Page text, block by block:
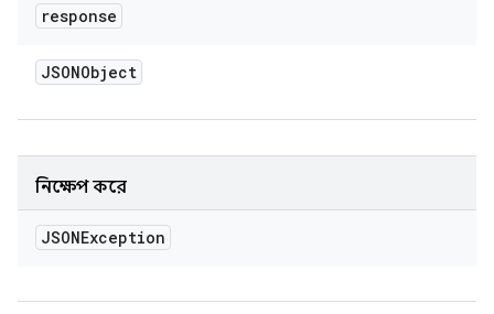
response
JSONObject
নিক্ষেপ করে
JSONException